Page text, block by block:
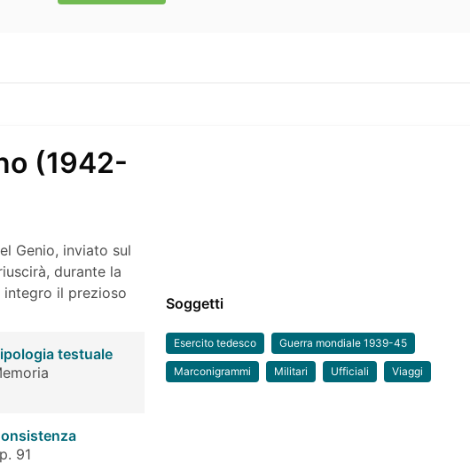
(1942-
Genio, inviato sul
durante la
il prezioso
testuale
91
Soggetti
Esercito tedesco Guerra mondiale 1939-45
Marconigrammi Militari Ufficiali Viaggi